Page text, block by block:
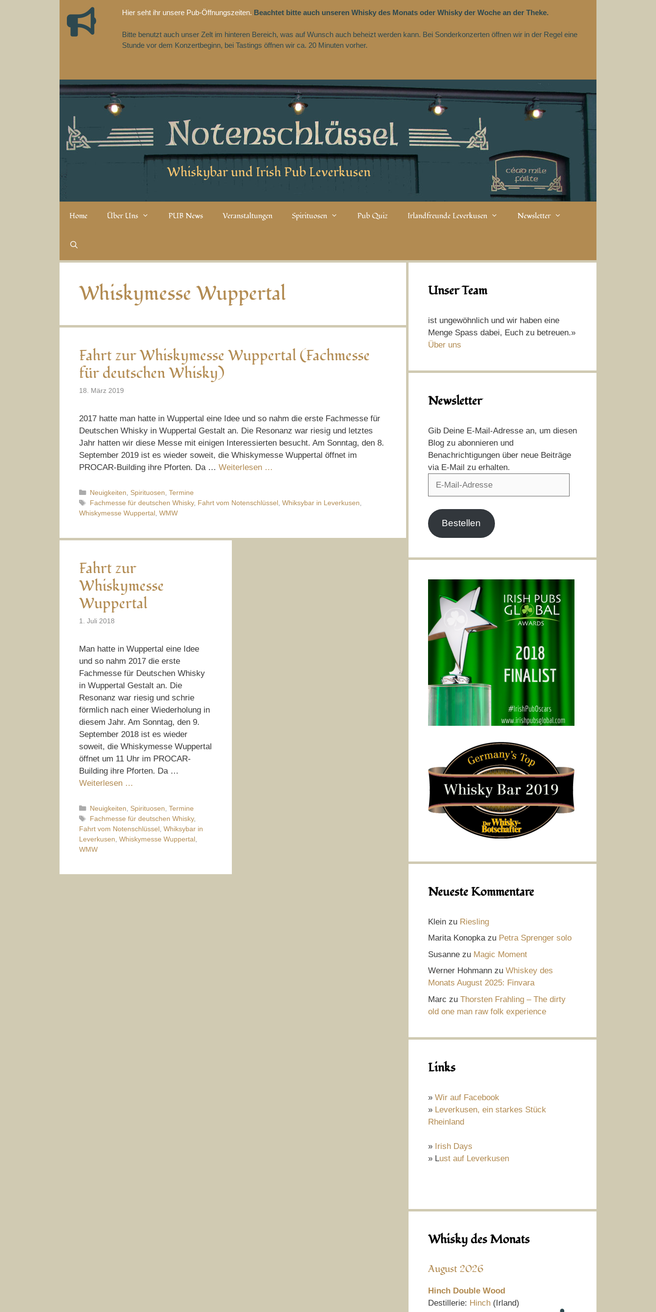
Hier seht ihr unsere Pub-Öffnungszeiten. Beachtet bitte auch unseren Whisky des Monats oder Whisky der Woche an der Theke.
Bitte benutzt auch unser Zelt im hinteren Bereich, was auf Wunsch auch beheizt werden kann. Bei Sonderkonzerten öffnen wir in der Regel eine
Stunde vor dem Konzertbeginn, bei Tastings öffnen wir ca. 20 Minuten vorher.
Whiskybar und Irish Pub Leverkusen
Home Über Uns PUB News Veranstaltungen Spirituosen Pub Quiz Irlandfreunde Leverkusen Newsletter
Whiskymesse Wuppertal
Fahrt zur Whiskymesse Wuppertal (Fachmesse
für deutschen Whisky)
18. März 2019
2017 hatte man hatte in Wuppertal eine Idee und so nahm die erste Fachmesse für
Deutschen Whisky in Wuppertal Gestalt an. Die Resonanz war riesig und letztes
Jahr hatten wir diese Messe mit einigen Interessierten besucht. Am Sonntag, den 8.
September 2019 ist es wieder soweit, die Whiskymesse Wuppertal öffnet im
PROCAR-Building ihre Pforten. Da … Weiterlesen …
Kategorien
Neuigkeiten Spirituosen Termine
Schlagwörter
Fachmesse für deutschen Whisky, Fahrt vom Notenschlüssel, Whiksybar in Leverkusen
Whiskymesse Wuppertal WMW
Fahrt zur
Whiskymesse
Wuppertal
1. Juli 2018
Man hatte in Wuppertal eine Idee
und so nahm 2017 die erste
Fachmesse für Deutschen Whisky
in Wuppertal Gestalt an. Die
Resonanz war riesig und schrie
förmlich nach einer Wiederholung in
diesem Jahr. Am Sonntag, den 9.
September 2018 ist es wieder
soweit, die Whiskymesse Wuppertal
öffnet um 11 Uhr im PROCAR-
Building ihre Pforten. Da …
Weiterlesen …
Kategorien
Neuigkeiten, Spirituosen, Termine
Schlagwörter
Fachmesse für deutschen Whisky,
Fahrt vom Notenschlüssel, Whiksybar in
Leverkusen, Whiskymesse Wuppertal,
WMW
Unser Team
ist ungewöhnlich und wir haben eine
Menge Spass dabei, Euch zu betreuen.»
Über uns
Newsletter
Gib Deine E-Mail-Adresse an, um diesen
Blog zu abonnieren und
Benachrichtigungen über neue Beiträge
via E-Mail zu erhalten.
Bestellen
Neueste Kommentare
Klein zu Riesling
Marita Konopkazu Petra Sprenger solo
Susanne zu Magic Moment
Werner Hohmann zu Whiskey des
Monats August 2025: Finvara
Marc zu Thorsten Frahling – The dirty
old one man raw folk experience
Links
» Wir auf Facebook
» Leverkusen, ein starkes Stück
Rheinland
» Irish Days
» Lust auf Leverkusen
Whisky des Monats
August 2026
Hinch Double Wood
Destillerie: Hinch (Irland)